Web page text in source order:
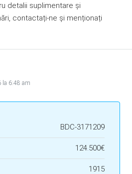
detalii suplimentare și
contactați-ne și menționați
la 6:48 am
BDC-3171209
124.500€
1915